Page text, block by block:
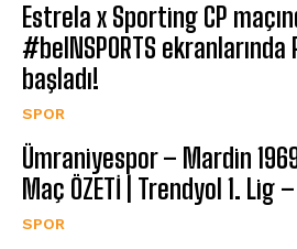
Estrela x Sporting CP
#beINSPORTS
başladı!
SPOR
Ümraniyespor – Mardin
Maç ÖZETİ | Trendyol 1. Lig
SPOR